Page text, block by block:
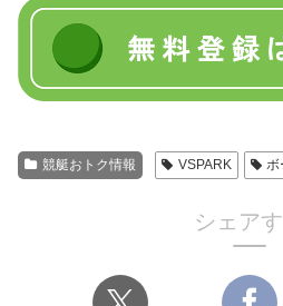
競艇おトク情報 VSPARK ボ
シェア